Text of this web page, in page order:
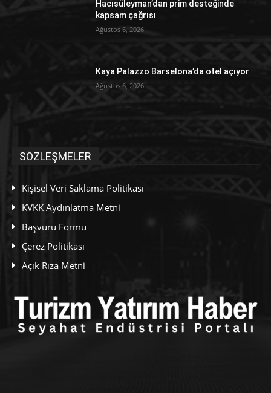
Hacısüleyman’dan prim desteğinde
kapsam çağrısı
Ağustos 6, 2026
Kaya Palazzo Barselona’da otel açıyor
Ağustos 6, 2026
SÖZLEŞMELER
Kişisel Veri Saklama Politikası
KVKK Aydınlatma Metni
Başvuru Formu
Çerez Politikası
Açık Rıza Metni